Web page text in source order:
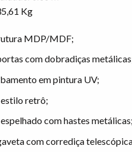
Kg
MDP/MDF;
com dobradiças
em pintura UV;
estilo retrô;
com hastes metálicas;
com corrediça